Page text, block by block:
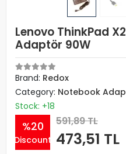
Lenovo ThinkPad
Adaptör 90W
Brand: Redox
Category: Notebook
Stock: +18
%20
Discount
591,89 TL
473,51 TL